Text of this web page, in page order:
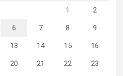
1 2
6 7 8 9
13 14 15 16
20 21 22 23